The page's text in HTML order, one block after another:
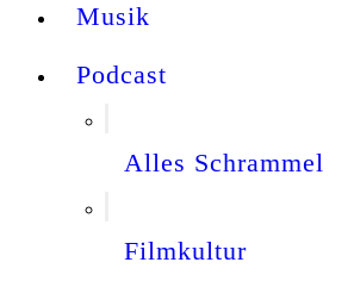
Musik
Podcast
Alles Schrammel
Filmkultur